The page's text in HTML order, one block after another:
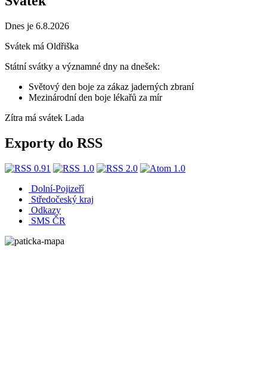
Dnes je 6.8.2026
Svátek má Oldřiška
Státní svátky a významné dny na dnešek:
Světový den boje za zákaz jaderných zbraní
Mezinárodní den boje lékařů za mír
Zítra má svátek Lada
Exporty do RSS
Dolní-Pojizeří
Středočeský kraj
Odkazy
SMS ČR